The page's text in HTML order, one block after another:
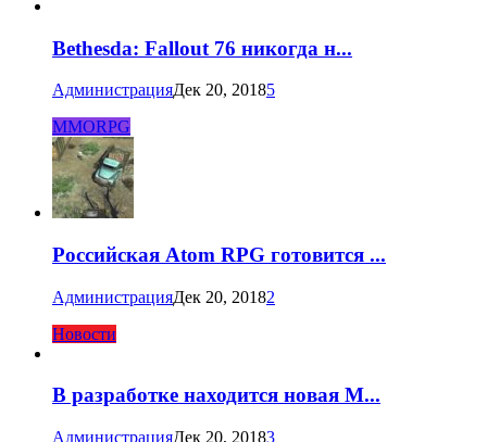
Bethesda: Fallout 76 никогда н...
АдминистрацияДек 20, 20185
MMORPG
Российская Atom RPG готовится ...
АдминистрацияДек 20, 20182
Новости
В разработке находится новая M...
АдминистрацияДек 20, 20183